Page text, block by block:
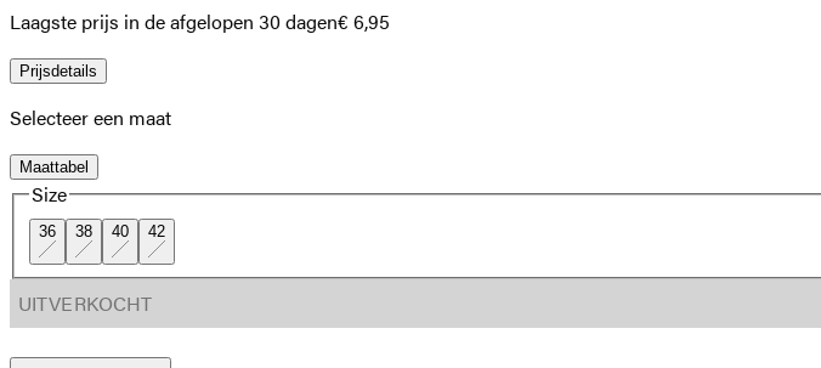
Laagste prijs in de afgelopen 30 dagen€ 6,95
Prijsdetails
Selecteer een maat
Maattabel
Size
36 38 40 42
UITVERKOCHT